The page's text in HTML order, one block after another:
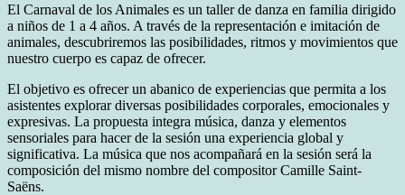
El Carnaval de los Animales es un taller de danza en familia dirigido
a niños de 1 a 4 años. A través de la representación e imitación de
animales, descubriremos las posibilidades, ritmos y movimientos que
nuestro cuerpo es capaz de ofrecer.
El objetivo es ofrecer un abanico de experiencias que permita a los
asistentes explorar diversas posibilidades corporales, emocionales y
expresivas. La propuesta integra música, danza y elementos
sensoriales para hacer de la sesión una experiencia global y
significativa. La música que nos acompañará en la sesión será la
composición del mismo nombre del compositor Camille Saint-
Saëns.